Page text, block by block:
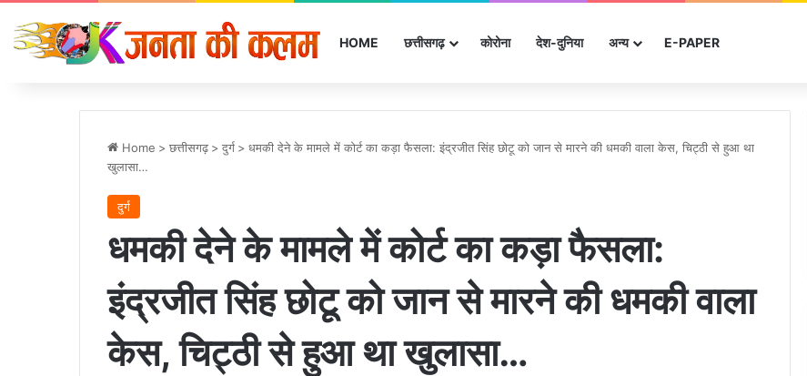
HOME छत्तीसगढ़ कोरोना देश-दुनिया अन्‍य E-PAPER
Home > छत्तीसगढ़ > दुर्ग > धमकी देने के मामले में कोर्ट का कड़ा फैसला: इंद्रजीत सिंह छोटू को जान से मारने की धमकी वाला केस, चिट्ठी से हुआ था
खुलासा…
दुर्ग
धमकी देने के मामले में कोर्ट का कड़ा फैसला:
इंद्रजीत सिंह छोटू को जान से मारने की धमकी वाला
केस, चिट्ठी से हुआ था खुलासा…